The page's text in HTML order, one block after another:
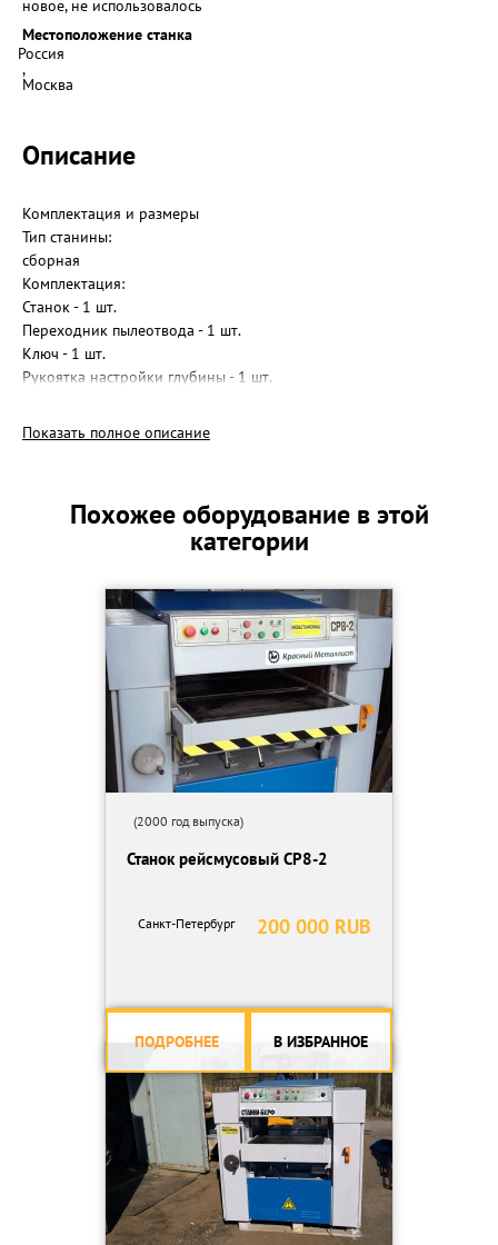
новое, не использовалось
Местоположение станка
Россия
,
Москва
Описание
Комплектация и размеры
Тип станины:
сборная
Комплектация:
Станок - 1 шт.
Переходник пылеотвода - 1 шт.
Ключ - 1 шт.
Рукоятка настройки глубины - 1 шт.
Переходник вилки - 1 шт.
Вес товара нетто, кг:
59x43x52
Показать полное описание
Похожее оборудование в этой
категории
(2000 год выпуска)
Станок рейсмусовый СР8-2
200 000 RUB
Санкт-Петербург
ПОДРОБНЕЕ В ИЗБРАННОЕ